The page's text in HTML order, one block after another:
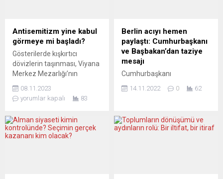
içeren bazı koşullar formüle
etti. Avrupa basını, konuya
bir hayli şüpheyle
yaklaşmaya devam ediyor....
yetersiz aşılama oranlarına
dikkat çekti. İsviçre’nin
Cenevre kentinde planlanan
Dünya Ticaret Örgütü (DTÖ)
12. Bakanlar Konferansı’nın,
Covid-19’un Güney
Afrika’da...
Antisemitizm yine kabul
görmeye mi başladı?
Gösterilerde kışkırtıcı
dövizlerin taşınması, Viyana
Merkez Mezarlığı’nın
kundaklanması, Berlin’deki
bir sinagoga saldırı,
Cumhuriyeti’nde Yahudi
karşıtı ayaklanma: Hamas’ın
08.11.2023
yorumlar kapalı
83
Berlin acıyı hemen
paylaştı: Cumhurbaşkanı
ve Başbakan’dan taziye
mesajı
Cumhurbaşkanı
Almanya Başbakanı Scholz
halkına taziyelerini iletti.
Başbakan Olaf Scholz,
14.11.2022 0 62